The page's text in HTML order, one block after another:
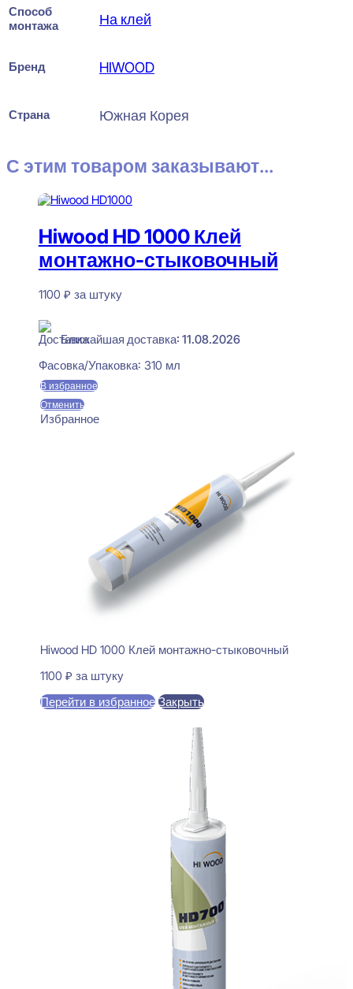
Способ
монтажа
На клей
Бренд HIWOOD
Страна Южная Корея
С этим товаром заказывают...
Hiwood HD 1000 Клей
монтажно-стыковочный
1100 ₽ за штуку
Ближайшая доставка: 11.08.2026
Фасовка/Упаковка: 310 мл
В избранное
Отменить
Избранное
Hiwood HD 1000 Клей монтажно-стыковочный
1100 ₽ за штуку
Перейти в избранное Закрыть